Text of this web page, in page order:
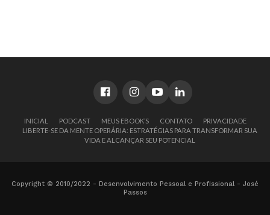
INICIAL PODCAST MEUS EBOOK’S CONTATO
PRIVACIDADE
LIBERTE-SE DA MENTE OPERÁRIA: ESTRATÉGIAS PARA TRANSFORMAR SUA
VIDA E ALCANÇAR SEU POTENCIAL
Copyright © 2010/2022 - Desenvolvimento Pessoal e Profissional - José
Passos